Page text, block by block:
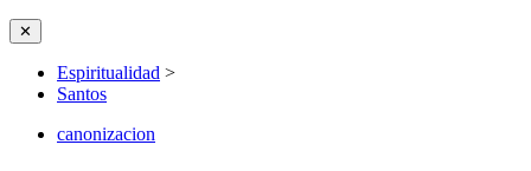
✕
Espiritualidad >
Santos
canonizacion